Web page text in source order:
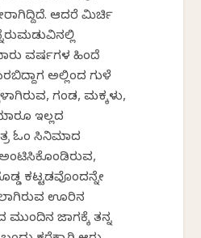
ಆದರೆ ಮಿರ್ಚಿ
ವರ್ಷಗಳ ಹಿಂದೆ
ಅಲ್ಲಿಂದ ಗುಳೆ
ಗಂಡ, ಮಕ್ಕಳು,
ಇಲ್ಲದ
ಓಂ ಸಿನಿಮಾದ
ಅಂಟಿಸಿಕೊಂಡಿರುವ,
ಕಟ್ಟಡವೊಂದನ್ನೇ
ಊರಿನ
ಮುಂದಿನ ಜಾಗಕ್ಕೆ ತನ್ನ